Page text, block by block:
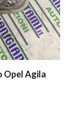
Opel Agila